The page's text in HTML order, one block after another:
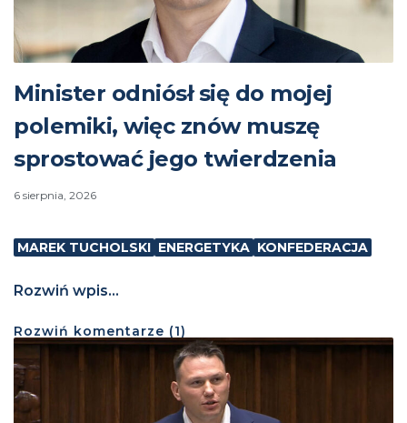
Minister odniósł się do mojej
polemiki, więc znów muszę
sprostować jego twierdzenia
6 sierpnia, 2026
MAREK TUCHOLSKI ENERGETYKA KONFEDERACJA
Rozwiń wpis...
Rozwiń komentarze (1)